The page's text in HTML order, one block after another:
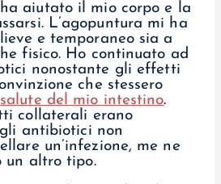
aiutato il mio corpo e la
L’agopuntura mi ha
e temporaneo sia a
fisico. Ho continuato ad
nonostante gli effetti
che stessero
salute del mio intestino.
collaterali erano
antibiotici non
un’infezione, me ne
un altro tipo.